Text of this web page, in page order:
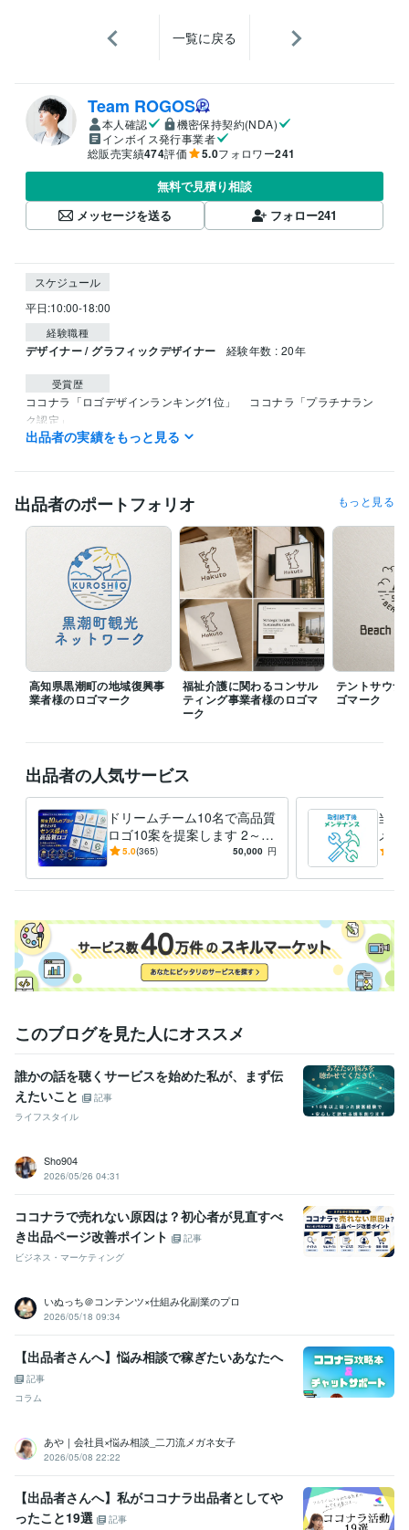
一覧に戻る
Team ROGOS
本人確認
機密保持契約(NDA)
インボイス発行事業者
総販売実績474評価 5.0フォロワー241
無料で見積り相談
メッセージを送る
フォロー241
スケジュール
経験職種
デザイナー / グラフィックデザイナー 経験年数 : 20年
受賞歴
ココナラ「ロゴデザインランキング1位」
ココナラ「プラチナラン
ク認定」
Excel:20年Google スプレッドシート:15年Google スライド:15年
Adobe Photoshop:20年Adobe Illustrator:20年
デザイン制作 ロゴ制作
ヘアサロン クリニック カフェ レストラン ヨガスタジオ
amazon 病院
語学力
日常会話レベル
出品者の実績をもっと見る
出品者のポートフォリオ もっと見る
高知県黒潮町の地域復興事
業者様のロゴマーク
福祉介護に関わるコンサル
ティング事業者様のロゴマ
ーク
テントサウナ
ゴマーク
出品者の人気サービス
ドリームチーム10名で高品質
ロゴ10案を提案します 2～3
案では不安な方向け！選べな
5.0(365) 50,000 円
当店
メ
ゴマ
このブログを見た人にオススメ
誰かの話を聴くサービスを始めた私が、まず伝
えたいこと
記事
ライフスタイル
Sho904
2026/05/26 04:31
ココナラで売れない原因は？初心者が見直すべ
き出品ページ改善ポイント
記事
ビジネス・マーケティング
いぬっち＠コンテンツ×仕組み化副業のプロ
2026/05/18 09:34
【出品者さんへ】悩み相談で稼ぎたいあなたへ
記事
コラム
あや｜会社員×悩み相談_二刀流メガネ女子
2026/05/08 22:22
【出品者さんへ】私がココナラ出品者としてや
ったこと19選
記事